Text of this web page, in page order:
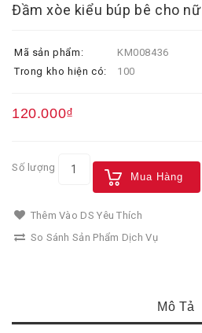
Đầm xòe kiểu búp bê cho nữ
Mã sản phẩm:
KM008436
Trong kho hiện có:
100
120.000₫
Số lượng
Mua Hàng
Thêm Vào DS Yêu Thích
So Sánh Sản Phẩm Dịch Vụ
Mô Tả